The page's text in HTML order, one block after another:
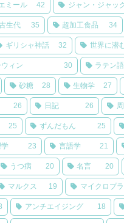
ミール 42 ジャン・ジャッ
生代 35 超加工食品 34
ギリシャ神話 32 世界に潜
ィン 30 ラテン語
砂糖 28 生物学 27
26 日記 26
25 ずんだもん 25
学 23 言語学 21
うつ病 20 名言 20
マルクス 19 マイクロプ
アンチエイジング 18